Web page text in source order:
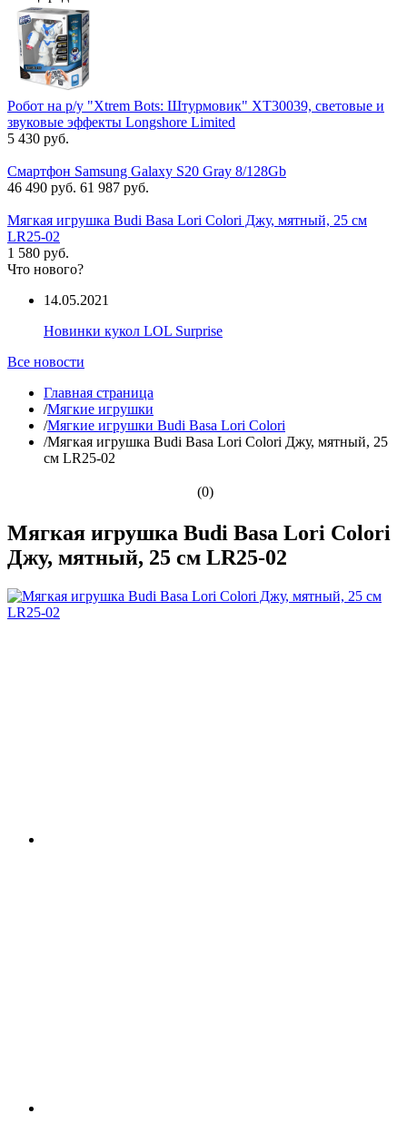
Робот на р/у "Xtrem Bots: Штурмовик" XT30039, световые и
звуковые эффекты Longshore Limited
5 430 руб.
Смартфон Samsung Galaxy S20 Gray 8/128Gb
46 490 руб. 61 987 руб.
Мягкая игрушка Budi Basa Lori Colori Джу, мятный, 25 см
LR25-02
1 580 руб.
Что нового?
14.05.2021
Новинки кукол LOL Surprise
Все новости
Главная страница
/Мягкие игрушки
/Мягкие игрушки Budi Basa Lori Colori
/Мягкая игрушка Budi Basa Lori Colori Джу, мятный, 25
см LR25-02
(0)
Мягкая игрушка Budi Basa Lori Colori
Джу, мятный, 25 см LR25-02